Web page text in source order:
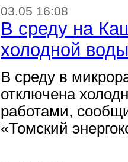
03.05 16:08
В среду на
холодной воды
В среду в
отключена
работами,
«Томский